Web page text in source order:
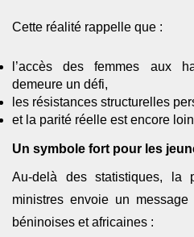
Cette réalité rappelle que :
l’accès des femmes aux
demeure un défi,
les résistances structurelles
et la parité réelle est encore loin
Un symbole fort pour les
Au-delà des statistiques, la
ministres envoie un
béninoises et africaines :